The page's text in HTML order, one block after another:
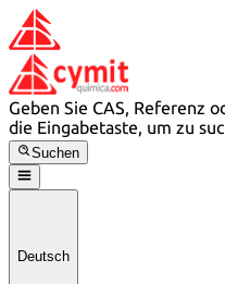
Geben Sie CAS, Referenz
die Eingabetaste, um zu
Suchen
Deutsch